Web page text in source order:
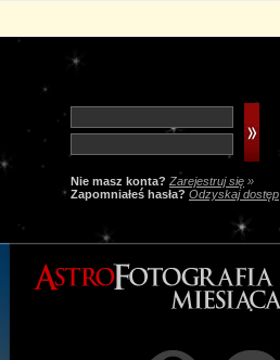
Nie masz konta? Zarejestruj się »
Zapomniałeś hasła? Odzyskaj dostęp